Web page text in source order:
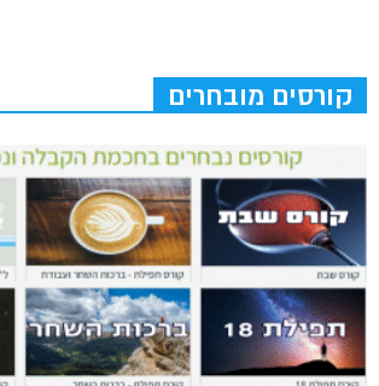
קורסים מובחרים